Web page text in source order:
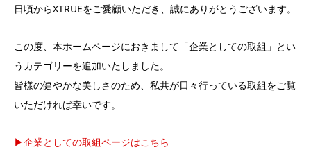
日頃からXTRUEをご愛顧いただき、誠にありがとうございます。
この度、本ホームページにおきまして「企業としての取組」とい
うカテゴリーを追加いたしました。
皆様の健やかな美しさのため、私共が日々行っている取組をご覧
いただければ幸いです。
▶︎企業としての取組ページはこちら